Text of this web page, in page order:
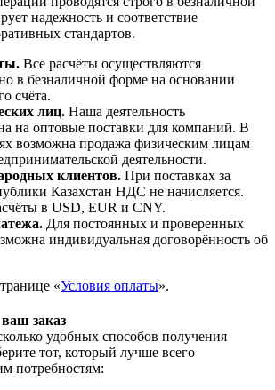
надежность и соответствие
стандартов.
Все расчёты осуществляются
в безналичной форме на основании
счёта.
лиц. Наша деятельность
на оптовые поставки для компаний. В
возможна продажа физическим лицам
деятельности.
клиентов. При поставках за
Казахстан НДС не начисляется.
в USD, EUR и CNY.
Для постоянных и проверенных
индивидуальная договорённость об
«Условия оплаты».
заказ
удобных способов получения
тот, который лучше всего
потребностям: